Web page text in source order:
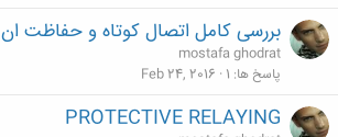
بررسی کامل اتصال کوتاه و حفاظت ان
mostafa ghodrat
پاسخ ها 1
Feb 24, 2016
PROTECTIVE RELAYING